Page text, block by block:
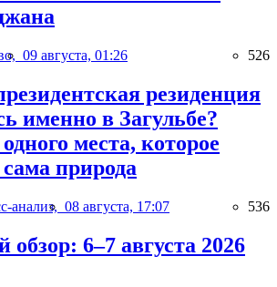
09 августа, 01:26 526
резиденция
именно в Загульбе?
места, которое
природа
анализ, 08 августа, 17:07 536
обзор: 6–7 августа 2026